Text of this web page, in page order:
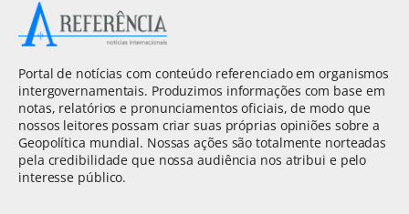
Portal de notícias com conteúdo referenciado em organismos
intergovernamentais. Produzimos informações com base em
notas, relatórios e pronunciamentos oficiais, de modo que
nossos leitores possam criar suas próprias opiniões sobre a
Geopolítica mundial. Nossas ações são totalmente norteadas
pela credibilidade que nossa audiência nos atribui e pelo
interesse público.